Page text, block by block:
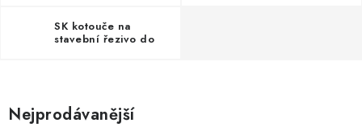
NÁSTROJE PRO STOLAŘE
NÁSTROJE PRO ŘEZÁNÍ DŘEVA
SK kotouče na
stavební řezivo do
Nejprodávanější